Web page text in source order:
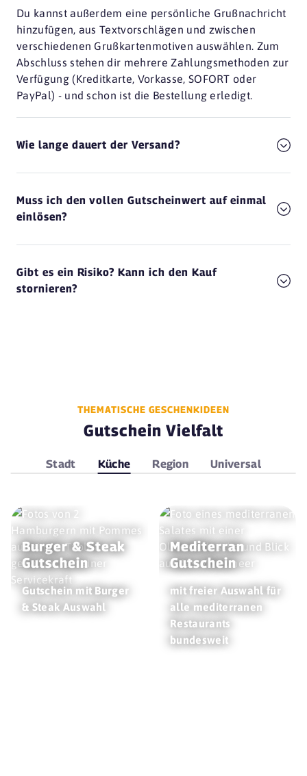
Du kannst außerdem eine persönliche Grußnachricht
hinzufügen, aus Textvorschlägen und zwischen
verschiedenen Grußkartenmotiven auswählen. Zum
Abschluss stehen dir mehrere Zahlungsmethoden zur
Verfügung (Kreditkarte, Vorkasse, SOFORT oder
PayPal) - und schon ist die Bestellung erledigt.
Wie lange dauert der Versand?
Muss ich den vollen Gutscheinwert auf einmal
einlösen?
Gibt es ein Risiko? Kann ich den Kauf
stornieren?
THEMATISCHE GESCHENKIDEEN
Gutschein Vielfalt
Stadt Küche Region Universal
Burger & Steak
Gutschein
Gutschein mit Burger
& Steak Auswahl
Mediterran
Gutschein
mit freier Auswahl für
alle mediterranen
Restaurants
bundesweit